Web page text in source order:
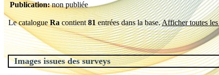
Publication:non publiée
Le catalogueRacontient81entrées dans la base.Afficher toutes les
Images issues des surveys